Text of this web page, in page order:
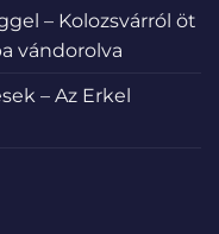
– Kolozsvárról öt
vándorolva
– Az Erkel